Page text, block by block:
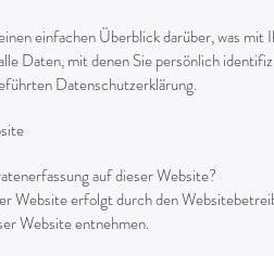
einfachen Überblick darüber, was
Daten, mit denen Sie persönlich
Datenschutzerklärung.
auf dieser Website?
Website erfolgt durch den
Website entnehmen.